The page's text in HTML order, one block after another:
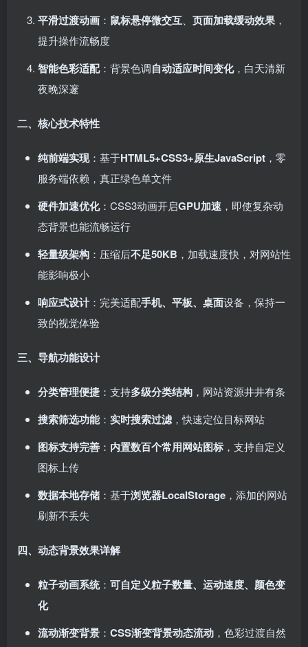
平滑过渡动画 ： 鼠标悬停微交互 页面加载缓动效果 ，
提升操作流畅度
智能色彩适配：背景色调自动适应时间变化，白天清新
夜晚深邃
二、核心技术特性
纯前端实现：基于HTML5+CSS3+原生JavaScript ，零
服务端依赖，真正绿色单文件
硬件加速优化：CSS3动画开启GPU加速 ，即使复杂动
态背景也能流畅运行
轻量级架构 ：压缩后不足50KB ，加载速度快，对网站性
能影响极小
响应式设计：完美适配手机、平板、桌面设备，保持一
致的视觉体验
三、导航功能设计
分类管理便捷 ：支持多级分类结构 ，网站资源井井有条
搜索筛选功能： 实时搜索过滤 ，快速定位目标网站
图标支持完善 ： 内置数百个常用网站图标 ，支持自定义
图标上传
数据本地存储 ：基于浏览器LocalStorage ，添加的网站
刷新不丢失
四、动态背景效果详解
粒子动画系统： 可自定义粒子数量、运动速度、颜色变
化
流动渐变背景 ： CSS渐变背景动态流动 ，色彩过渡自然